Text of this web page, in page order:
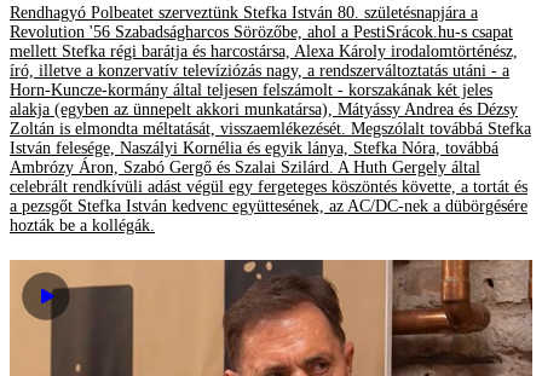
Rendhagyó Polbeatet szerveztünk Stefka István 80. születésnapjára a
Revolution '56 Szabadságharcos Sörözőbe, ahol a PestiSrácok.hu-s csapat
mellett Stefka régi barátja és harcostársa, Alexa Károly irodalomtörténész,
író, illetve a konzervatív televíziózás nagy, a rendszerváltoztatás utáni - a
Horn-Kuncze-kormány által teljesen felszámolt - korszakának két jeles
alakja (egyben az ünnepelt akkori munkatársa), Mátyássy Andrea és Dézsy
Zoltán is elmondta méltatását, visszaemlékezését. Megszólalt továbbá Stefka
István felesége, Naszályi Kornélia és egyik lánya, Stefka Nóra, továbbá
Ambrózy Áron, Szabó Gergő és Szalai Szilárd. A Huth Gergely által
celebrált rendkívüli adást végül egy fergeteges köszöntés követte, a tortát és
a pezsgőt Stefka István kedvenc együttesének, az AC/DC-nek a dübörgésére
hozták be a kollégák.